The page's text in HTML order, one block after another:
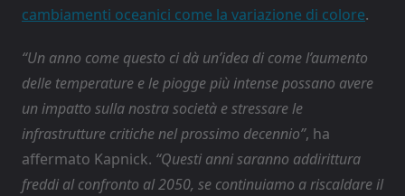
cambiamenti oceanici come la variazione di colore.
“Un anno come questo ci dà un’idea di come l’aumento
delle temperature e le piogge più intense possano avere
un impatto sulla nostra società e stressare le
infrastrutture critiche nel prossimo decennio”, ha
affermato Kapnick. “Questi anni saranno addirittura
freddi al confronto al 2050, se continuiamo a riscaldare il